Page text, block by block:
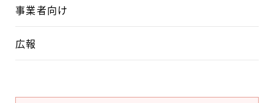
事業者向け
広報